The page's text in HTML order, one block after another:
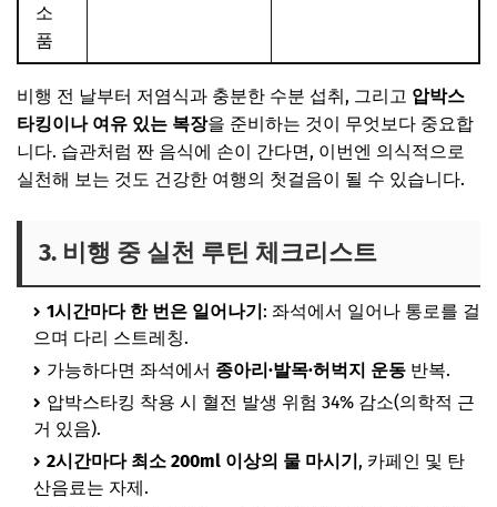
소
품
비행 전 날부터 저염식과 충분한 수분 섭취, 그리고 압박스
타킹이나 여유 있는 복장을 준비하는 것이 무엇보다 중요합
니다. 습관처럼 짠 음식에 손이 간다면, 이번엔 의식적으로
실천해 보는 것도 건강한 여행의 첫걸음이 될 수 있습니다.
3. 비행 중 실천 루틴 체크리스트
1시간마다 한 번은 일어나기: 좌석에서 일어나 통로를 걸
으며 다리 스트레칭.
가능하다면 좌석에서 종아리·발목·허벅지 운동 반복.
압박스타킹 착용 시 혈전 발생 위험 34% 감소(의학적 근
거 있음).
2시간마다 최소 200ml 이상의 물 마시기, 카페인 및 탄
산음료는 자제.